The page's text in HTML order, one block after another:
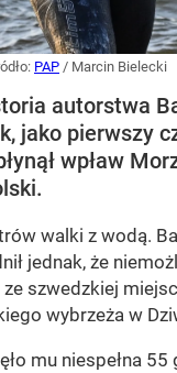
PAP / Marcin Bielecki
autorstwa
jako pierwszy
wpław
walki z wodą.
jednak, że
ze szwedzkiej
wybrzeża w
mu niespełna 55